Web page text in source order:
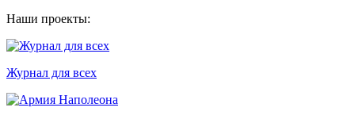
Наши проекты:
Журнал для всех